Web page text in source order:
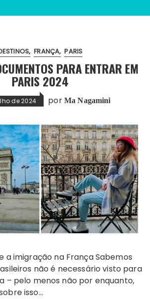
FRANÇA PARIS
PARA ENTRAR EM
PARIS 2024
de 2024 por Ma Nagamini
não é necessário visto para
– pelo menos não por enquanto,
isso…